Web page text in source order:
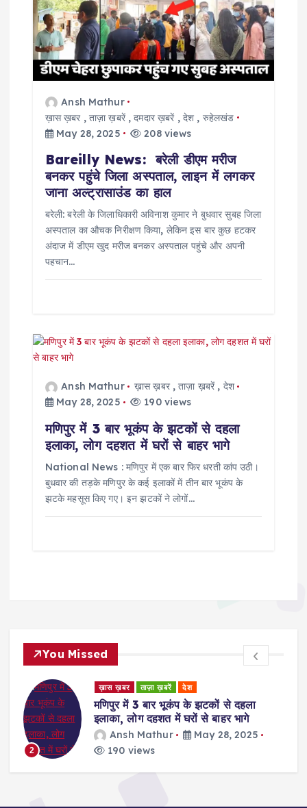
g
a
t
Ansh Mathur
ख़ास ख़बर ,ताज़ा ख़बरें,दमदार ख़बरें , देश , रुहेलखंड
May 28, 2025
208 views
Bareilly News: बरेली डीएम मरीज
बनकर पहुंचे जिला अस्पताल, लाइन में लगकर
जाना अल्ट्रासाउंड का हाल
बरेली: बरेली के जिलाधिकारी अविनाश कुमार ने बुधवार सुबह जिला
अस्पताल का औचक निरीक्षण किया, लेकिन इस बार कुछ हटकर
अंदाज में डीएम खुद मरीज बनकर अस्पताल पहुंचे और अपनी
पहचान…
Ansh Mathur ख़ास ख़बर,ताज़ा ख़बरें , देश
May 28, 2025
190 views
मणिपुर में 3 बार भूकंप के झटकों से दहला
इलाका, लोग दहशत में घरों से बाहर भागे
National News : मणिपुर में एक बार फिर धरती कांप उठी।
बुधवार की तड़के मणिपुर के कई इलाकों में तीन बार भूकंप के
झटके महसूस किए गए। इन झटकों ने लोगों…
You Missed
2
ख़ास ख़बर ताज़ा ख़बरें देश
मणिपुर में 3 बार भूकंप के झटकों से दहला
इलाका, लोग दहशत में घरों से बाहर भागे
Ansh Mathur
May 28, 2025
190 views